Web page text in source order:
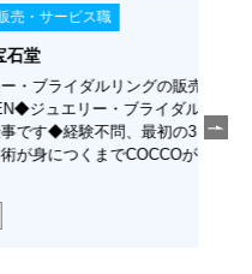
の販売】2025年7月に
イダルリングの販売に
初の3ヶ月は基本的な
がサポート致しま
OK◆